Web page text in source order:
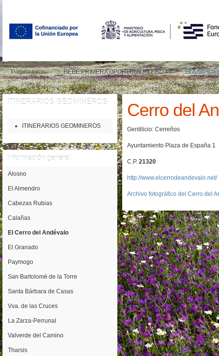
Página Inicio HEBE PRIMERA OPORTUNIDAD 2024 El Andévalo
Cerro del
Gentilicio: Cerreños
Ayuntamiento Plaza de España 1
C.P. 21320
http://www.elcerrodeandevalo.net/
Archivo fotográfico del Cerro del
ITINERARIOS GEOMINEROS
ITINERARIOS GEOMINEROS
Información general
Alosno
El Almendro
Cabezas Rubias
Calañas
El Cerro del Andévalo
El Granado
Paymogo
San Bartolomé de la Torre
Santa Bárbara de Casas
Vva. de las Cruces
La Zarza-Perrunal
Valverde del Camino
Tharsis